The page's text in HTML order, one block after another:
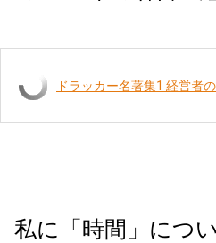
ドラッカー名著集1 経営者
私に「時間」につ